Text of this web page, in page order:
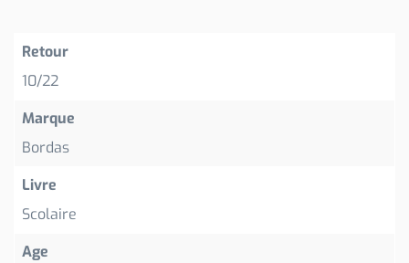
Retour
10/22
Marque
Bordas
Livre
Scolaire
Age